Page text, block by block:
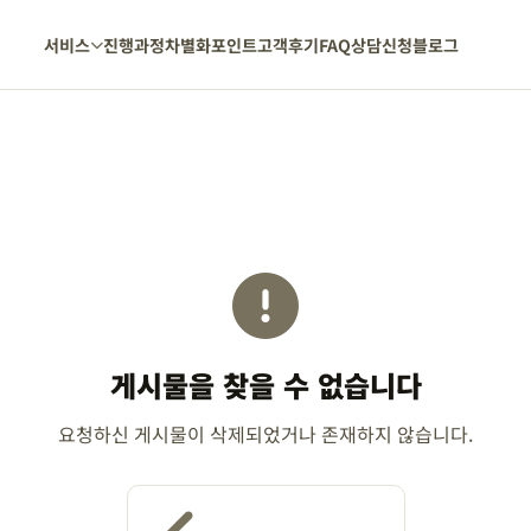
서비스 진행과정차별화포인트고객후기FAQ상담신청블로그
게시물을 찾을 수 없습니다
요청하신 게시물이 삭제되었거나 존재하지 않습니다.